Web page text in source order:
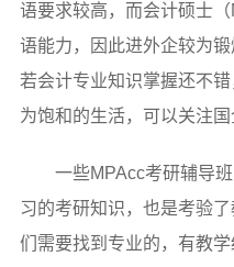
语要求较高，而会计硕士
语能力，因此进外企较为锻
若会计专业知识掌握还不
为饱和的生活，可以关注
一些MPAcc考研辅导
习的考研知识，也是考验
们需要找到专业的，有教